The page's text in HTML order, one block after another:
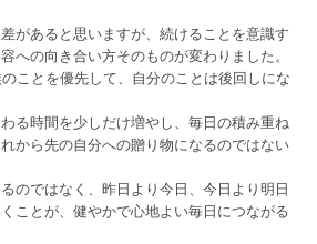
があると思いますが、続けることを意識す
への向き合い方そのものが変わりました。
ことを優先して、自分のことは後回しにな
る時間を少しだけ増やし、毎日の積み重ね
から先の自分への贈り物になるのではない
のではなく、昨日より今日、今日より明日
ことが、健やかで心地よい毎日につながる